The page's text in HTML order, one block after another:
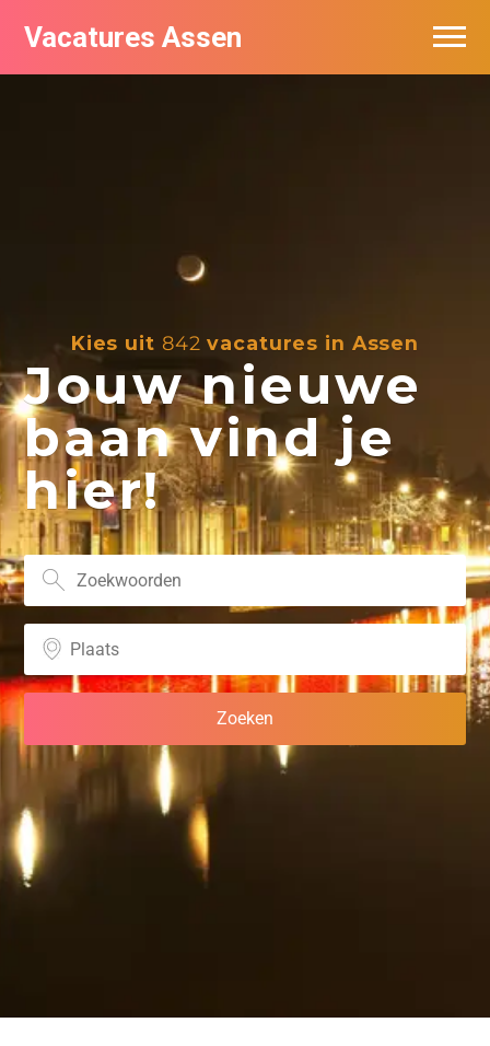
Vacatures Assen
Kies uit 842 vacatures in Assen
Jouw nieuwe
baan vind je
hier!
Vacatures per bedrijf